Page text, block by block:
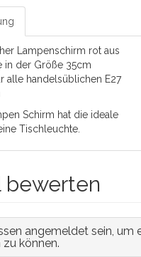
Lampenschirm rot aus
in der Größe 35cm
alle handelsüblichen E27
Schirm hat die ideale
Tischleuchte.
bewerten
angemeldet sein, um
können.